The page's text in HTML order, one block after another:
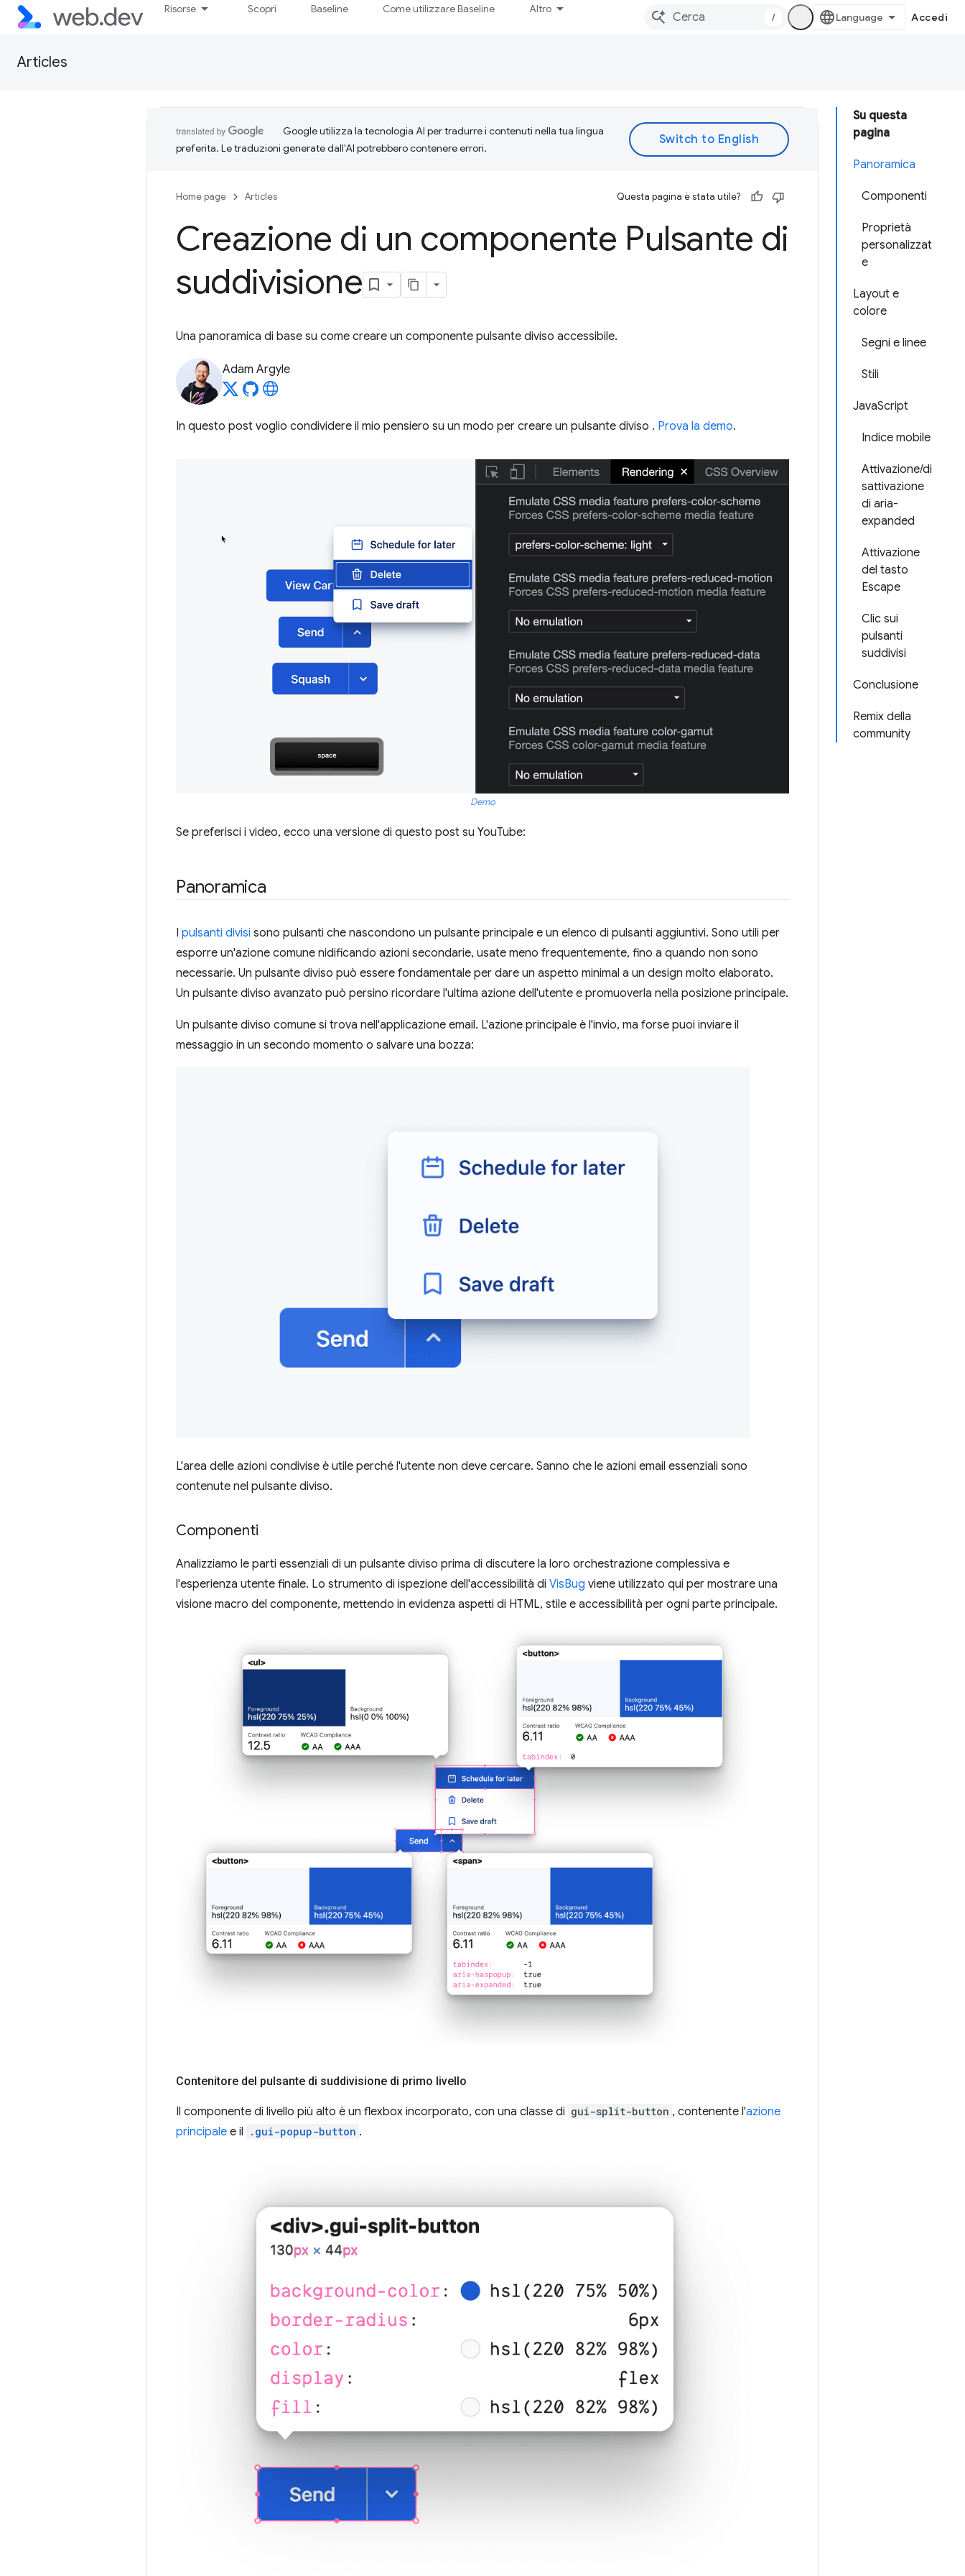
Risorse Scopri Baseline Come utilizzare Baseline Altro
/ Accedi
Articles
Su questa
pagina
Panoramica
Componenti
Proprietà
personalizzat
e
Layout e
colore
Segni e linee
Stili
JavaScript
Indice mobile
Attivazione/di
sattivazione
di aria-
expanded
Attivazione
del tasto
Escape
Clic sui
pulsanti
suddivisi
Conclusione
Remix della
community
Google utilizza la tecnologia AI per tradurre i contenuti nella tua lingua
preferita. Le traduzioni generate dall'AI potrebbero contenere errori.
Home page Articles Questa pagina è stata utile?
Creazione di un componente Pulsante di
suddivisione
Una panoramica di base su come creare un componente pulsante diviso accessibile.
Adam Argyle
In questo post voglio condividere il mio pensiero su un modo per creare un pulsante diviso . Prova la demo.
Demo
Se preferisci i video, ecco una versione di questo post su YouTube:
Panoramica
I pulsanti divisi sono pulsanti che nascondono un pulsante principale e un elenco di pulsanti aggiuntivi. Sono utili per
esporre un'azione comune nidificando azioni secondarie, usate meno frequentemente, fino a quando non sono
necessarie. Un pulsante diviso può essere fondamentale per dare un aspetto minimal a un design molto elaborato.
Un pulsante diviso avanzato può persino ricordare l'ultima azione dell'utente e promuoverla nella posizione principale.
Un pulsante diviso comune si trova nell'applicazione email. L'azione principale è l'invio, ma forse puoi inviare il
messaggio in un secondo momento o salvare una bozza:
L'area delle azioni condivise è utile perché l'utente non deve cercare. Sanno che le azioni email essenziali sono
contenute nel pulsante diviso.
Componenti
Analizziamo le parti essenziali di un pulsante diviso prima di discutere la loro orchestrazione complessiva e
l'esperienza utente finale. Lo strumento di ispezione dell'accessibilità di VisBug viene utilizzato qui per mostrare una
visione macro del componente, mettendo in evidenza aspetti di HTML, stile e accessibilità per ogni parte principale.
Contenitore del pulsante di suddivisione di primo livello
Il componente di livello più alto è un flexbox incorporato, con una classe di gui-split-button , contenente l'azione
principale e il .gui-popup-button .